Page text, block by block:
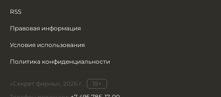
RSS
Правовая информация
Условия использования
Политика конфиденциальности
«Секрет фирмы», 2026 г.
18+